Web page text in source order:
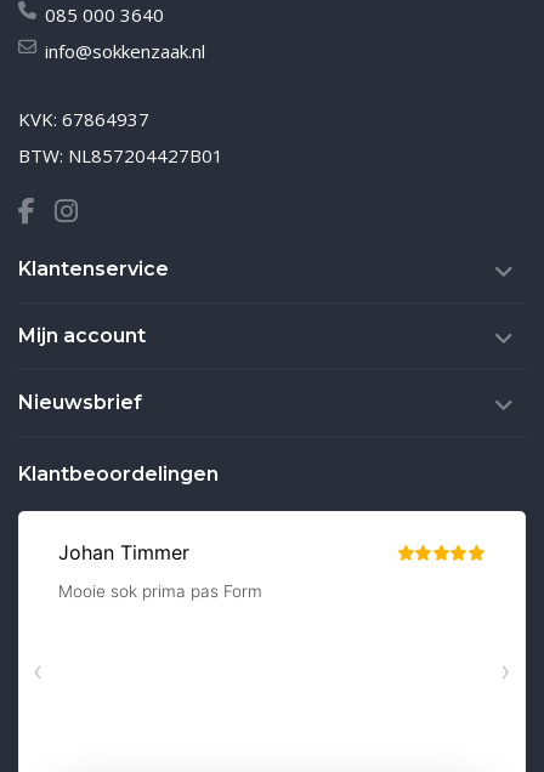
085 000 3640
info@sokkenzaak.nl
KVK: 67864937
BTW: NL857204427B01
Klantenservice
Mijn account
Nieuwsbrief
Klantbeoordelingen